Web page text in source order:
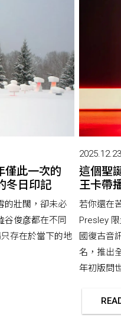
僅此一次的
冬日印記
的壯闊，卻未必
谷俊彦都在不同
存在於當下的地
2025.12.23
這個聖
王卡帶
若你還在
Presley
國復古音
名，推出
年初版問